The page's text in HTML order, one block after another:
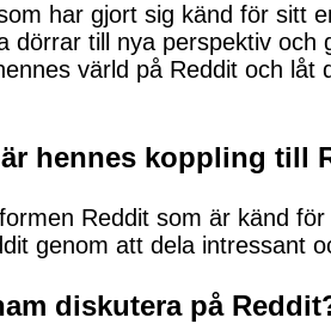
har gjort sig känd för sitt
dörrar till nya perspektiv och
värld på Reddit och låt
hennes koppling till
Reddit som är känd
genom att dela intressant
diskutera på